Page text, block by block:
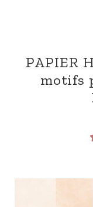
PAPIER
motifs